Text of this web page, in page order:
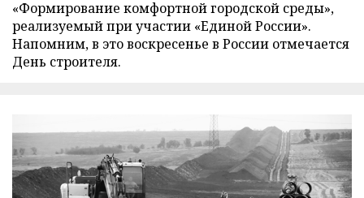
«Формирование комфортной городской среды»,
реализуемый при участии «Единой России».
Напомним, в это воскресенье в России отмечается
День строителя.